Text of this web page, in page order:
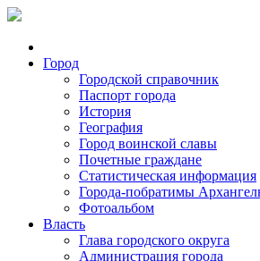
Город
Городской справочник
Паспорт города
История
География
Город воинской славы
Почетные граждане
Статистическая информация
Города-побратимы
Фотоальбом
Власть
Глава городского округа
Администрация города